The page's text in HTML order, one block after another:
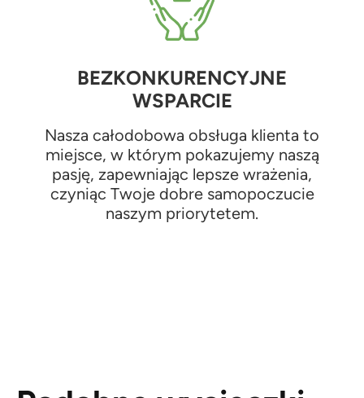
BEZKONKURENCYJNE
WSPARCIE
Nasza całodobowa obsługa klienta to
miejsce, w którym pokazujemy naszą
pasję, zapewniając lepsze wrażenia,
czyniąc Twoje dobre samopoczucie
naszym priorytetem.